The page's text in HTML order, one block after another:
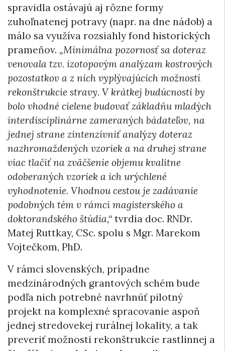
spravidla ostávajú aj rôzne formy
zuhoľnatenej potravy (napr. na dne nádob) a
málo sa využíva rozsiahly fond historických
prameňov. „Minimálna pozornosť sa doteraz
venovala tzv. izotopovým analýzam kostrových
pozostatkov a z nich vyplývajúcich možností
rekonštrukcie stravy. V krátkej budúcnosti by
bolo vhodné cielene budovať základňu mladých
interdisciplinárne zameraných bádateľov, na
jednej strane zintenzívniť analýzy doteraz
nazhromaždených vzoriek a na druhej strane
viac tlačiť na zväčšenie objemu kvalitne
odoberaných vzoriek a ich urýchlené
vyhodnotenie. Vhodnou cestou je zadávanie
podobných tém v rámci magisterského a
doktorandského štúdia,“ tvrdia doc. RNDr.
Matej Ruttkay, CSc. spolu s Mgr. Marekom
Vojtečkom, PhD.
V rámci slovenských, prípadne
medzinárodných grantových schém bude
podľa nich potrebné navrhnúť pilotný
projekt na komplexné spracovanie aspoň
jednej stredovekej rurálnej lokality, a tak
preveriť možnosti rekonštrukcie rastlinnej a